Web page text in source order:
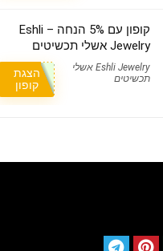
קופון עם 5% הנחה – Eshli
Jewelry אשלי תכשיטים
Eshli Jewelry אשלי
תכשיטים
הצגת
קופון